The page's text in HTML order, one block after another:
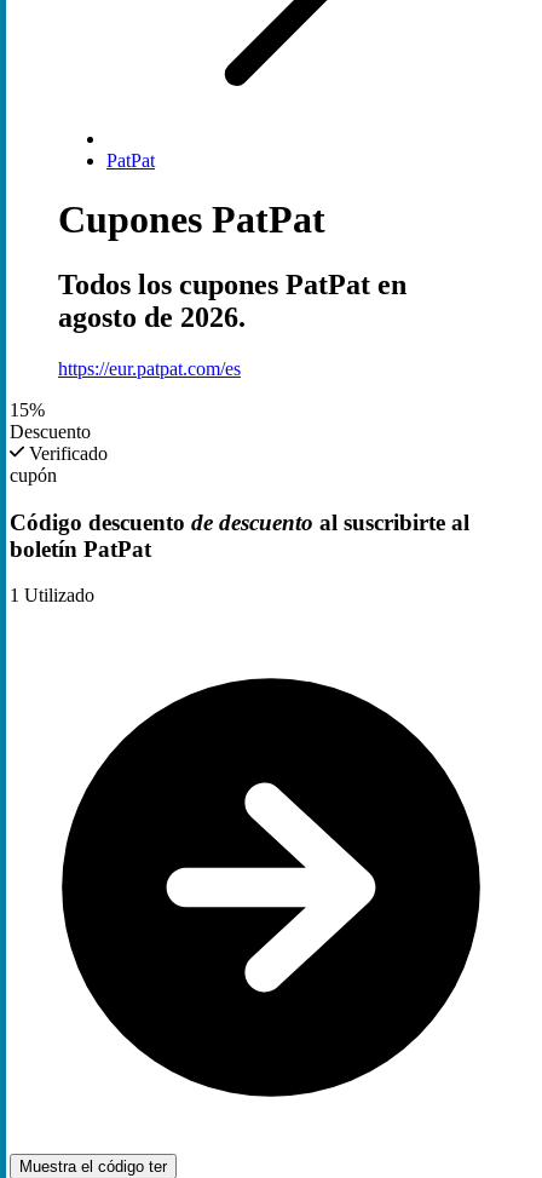
PatPat
Cupones PatPat
Todos los cupones PatPat en
agosto de 2026.
https://eur.patpat.com/es
15%
Descuento
Verificado
cupón
Código descuento de descuento al suscribirte al
boletín PatPat
1 Utilizado
Muestra el código ter